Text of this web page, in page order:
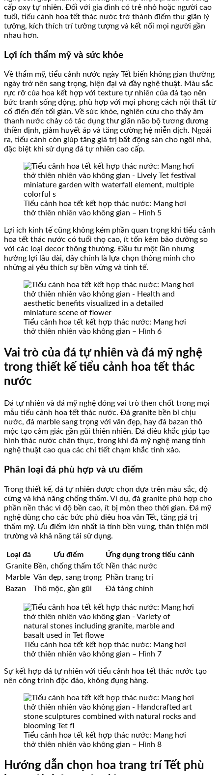
cấp oxy tự nhiên. Đối với gia đình có trẻ nhỏ hoặc người cao
tuổi, tiểu cảnh hoa tết thác nước trở thành điểm thư giãn lý
tưởng, kích thích trí tưởng tượng và kết nối mọi người gần
nhau hơn.
Lợi ích thẩm mỹ và sức khỏe
Về thẩm mỹ, tiểu cảnh nước ngày Tết biến không gian thường
ngày trở nên sang trọng, hiện đại và đầy nghệ thuật. Màu sắc
rực rỡ của hoa kết hợp với texture tự nhiên của đá tạo nên
bức tranh sống động, phù hợp với mọi phong cách nội thất từ
cổ điển đến tối giản. Về sức khỏe, nghiên cứu cho thấy âm
thanh nước chảy có tác dụng thư giãn não bộ tương đương
thiền định, giảm huyết áp và tăng cường hệ miễn dịch. Ngoài
ra, tiểu cảnh còn giúp tăng giá trị bất động sản cho ngôi nhà,
đặc biệt khi sử dụng đá tự nhiên cao cấp.
Tiểu cảnh hoa tết kết hợp thác nước: Mang hơi
thở thiên nhiên vào không gian – Hình 5
Lợi ích kinh tế cũng không kém phần quan trọng khi tiểu cảnh
hoa tết thác nước có tuổi thọ cao, ít tốn kém bảo dưỡng so
với các loại decor thông thường. Đầu tư một lần nhưng
hưởng lợi lâu dài, đây chính là lựa chọn thông minh cho
những ai yêu thích sự bền vững và tinh tế.
Tiểu cảnh hoa tết kết hợp thác nước: Mang hơi
thở thiên nhiên vào không gian – Hình 6
Vai trò của đá tự nhiên và đá mỹ nghệ
trong thiết kế tiểu cảnh hoa tết thác
nước
Đá tự nhiên và đá mỹ nghệ đóng vai trò then chốt trong mọi
mẫu tiểu cảnh hoa tết thác nước. Đá granite bền bỉ chịu
nước, đá marble sang trọng với vân đẹp, hay đá bazan thô
mộc tạo cảm giác gần gũi thiên nhiên. Đá điêu khắc giúp tạo
hình thác nước chân thực, trong khi đá mỹ nghệ mang tính
nghệ thuật cao qua các chi tiết chạm khắc tinh xảo.
Phân loại đá phù hợp và ưu điểm
Trong thiết kế, đá tự nhiên được chọn dựa trên màu sắc, độ
cứng và khả năng chống thấm. Ví dụ, đá granite phù hợp cho
phần nền thác vì độ bền cao, ít bị mòn theo thời gian. Đá mỹ
nghệ dùng cho các bức phù điêu hoa văn Tết, tăng giá trị
thẩm mỹ. Ưu điểm lớn nhất là tính bền vững, thân thiện môi
trường và khả năng tái sử dụng.
Loại đá Ưu điểm
Ứng dụng trong tiểu cảnh
Granite Bền, chống thấm tốt Nền thác nước
Marble Vân đẹp, sang trọng Phần trang trí
Bazan
Thô mộc, gần gũi Đá tảng chính
Tiểu cảnh hoa tết kết hợp thác nước: Mang hơi
thở thiên nhiên vào không gian – Hình 7
Sự kết hợp đá tự nhiên với tiểu cảnh hoa tết thác nước tạo
nên công trình độc đáo, không đụng hàng.
Tiểu cảnh hoa tết kết hợp thác nước: Mang hơi
thở thiên nhiên vào không gian – Hình 8
Hướng dẫn chọn hoa trang trí Tết phù